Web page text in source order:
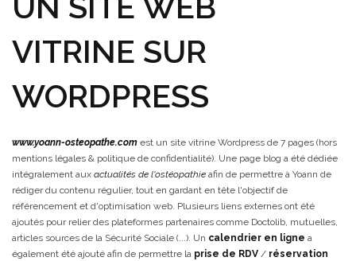
VITRINE SUR
WORDPRESS
www.yoann-osteopathe.com est un site vitrine Wordpress de 7 pages (hors
mentions légales & politique de confidentialité). Une page blog a été dédiée
intégralement aux actualités de l'ostéopathie afin de permettre à Yoann de
rédiger du contenu régulier, tout en gardant en tête l'objectif de
référencement et d'optimisation web. Plusieurs liens externes ont été
ajoutés pour relier des plateformes partenaires comme Doctolib, mutuelles,
articles sources de la Sécurité Sociale (...). Un calendrier en ligne a
également été ajouté afin de permettre la prise de RDV / réservation